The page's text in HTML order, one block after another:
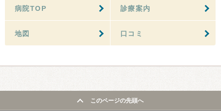
病院TOP 診療案内
地図 口コミ
このページの先頭へ